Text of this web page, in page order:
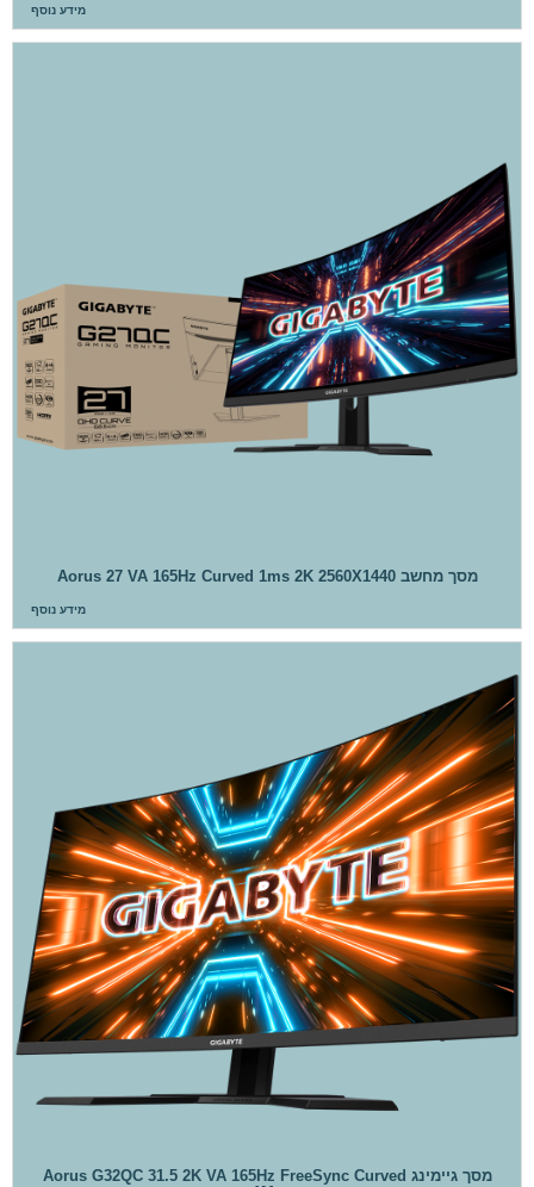
מידע נוסף
מסך מחשב Aorus 27 VA 165Hz Curved 1ms 2K 2560X1440
מידע נוסף
מסך גיימינג Aorus G32QC 31.5 2K VA 165Hz FreeSync Curved